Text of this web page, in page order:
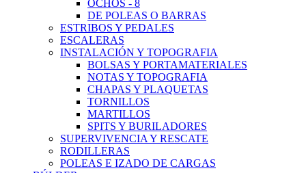
OCHOS - 8
DE POLEAS O BARRAS
ESTRIBOS Y PEDALES
ESCALERAS
INSTALACIÓN Y TOPOGRAFIA
BOLSAS Y PORTAMATERIALES
NOTAS Y TOPOGRAFIA
CHAPAS Y PLAQUETAS
TORNILLOS
MARTILLOS
SPITS Y BURILADORES
SUPERVIVENCIA Y RESCATE
RODILLERAS
POLEAS E IZADO DE CARGAS